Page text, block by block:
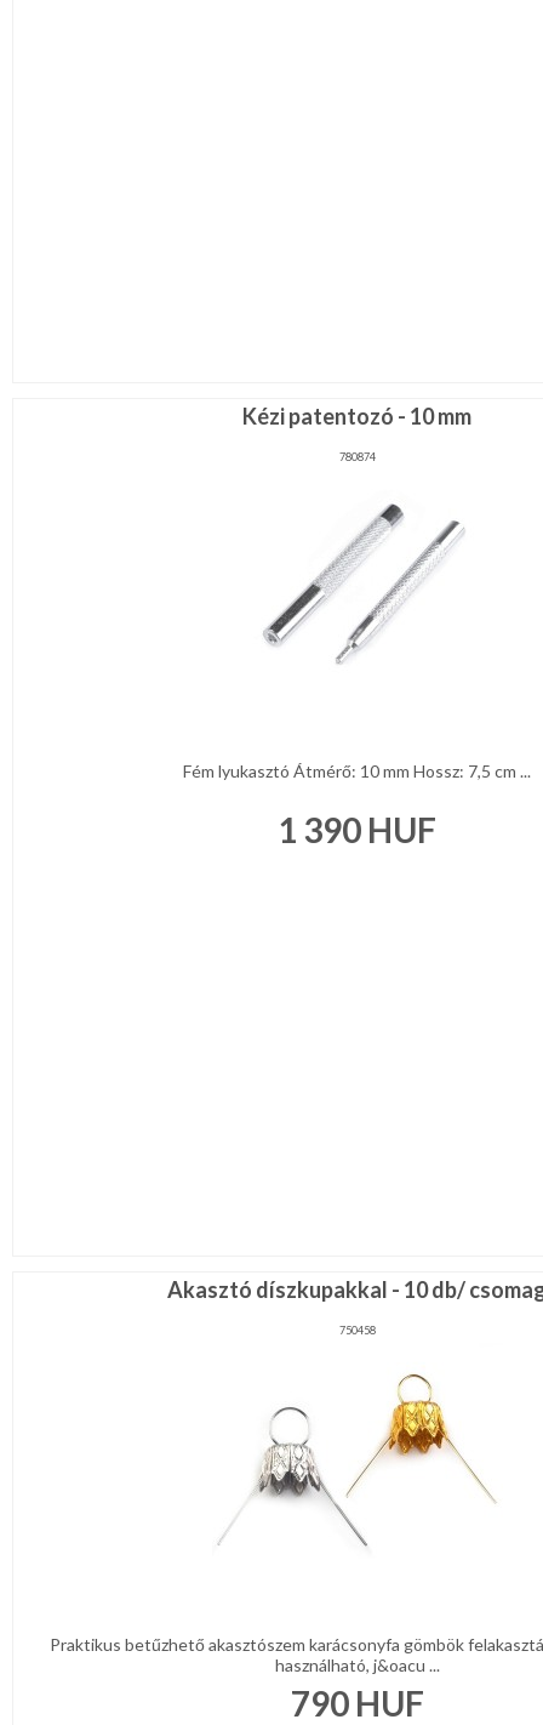
Kézi patentozó - 10 mm
780874
Fém lyukasztó Átmérő: 10 mm Hossz: 7,5 cm ...
1 390 HUF
Akasztó díszkupakkal - 10 db/
750458
Praktikus betűzhető akasztószem karácsonyfa gömbök
használható, j&oacu ...
790HUF